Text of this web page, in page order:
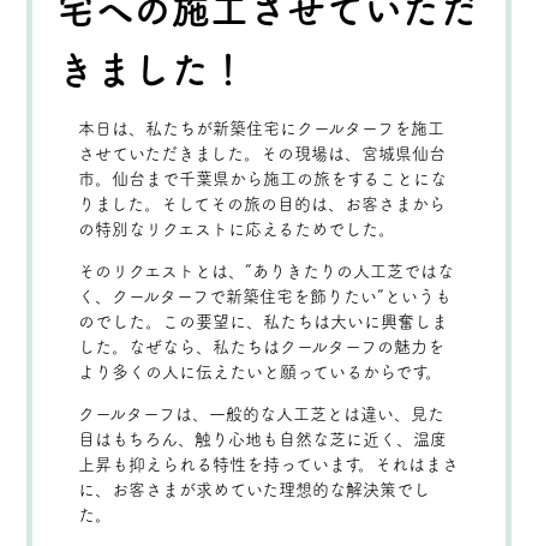
宅への施工させていただ
きました！
本日は、私たちが新築住宅にクールターフを施工
させていただきました。その現場は、宮城県仙台
市。仙台まで千葉県から施工の旅をすることにな
りました。そしてその旅の目的は、お客さまから
の特別なリクエストに応えるためでした。
そのリクエストとは、”ありきたりの人工芝ではな
く、クールターフで新築住宅を飾りたい”というも
のでした。この要望に、私たちは大いに興奮しま
した。なぜなら、私たちはクールターフの魅力を
より多くの人に伝えたいと願っているからです。
クールターフは、一般的な人工芝とは違い、見た
目はもちろん、触り心地も自然な芝に近く、温度
上昇も抑えられる特性を持っています。それはまさ
に、お客さまが求めていた理想的な解決策でし
た。